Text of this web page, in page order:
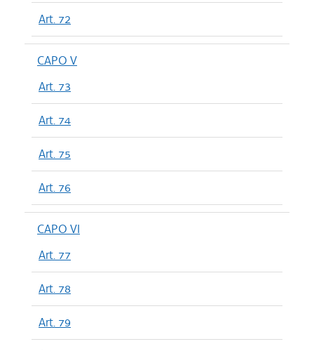
Art. 72
CAPO V
Art. 73
Art. 74
Art. 75
Art. 76
CAPO VI
Art. 77
Art. 78
Art. 79